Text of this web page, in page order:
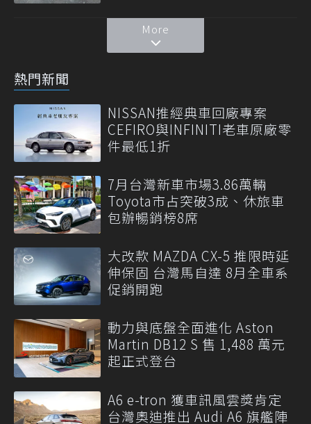
More
熱門新聞
NISSAN推經典車回廠專案
CEFIRO與INFINITI老車原廠零
件最低1折
7月台灣新車市場3.86萬輛
Toyota市占突破3成、休旅車
包辦暢銷榜8席
大改款 MAZDA CX-5 推限時延
伸保固 台灣馬自達 8月全車系
促銷開跑
動力與底盤全面進化 Aston
Martin DB12 S 售 1,488 萬元
起正式登台
A6 e-tron 獲車訊風雲獎肯定
台灣奧迪推出 Audi A6 旗艦陣